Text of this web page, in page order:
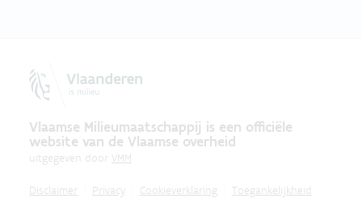
Vlaamse Milieumaatschappij is een officiële
website van de Vlaamse overheid
uitgegeven door VMM
Disclaimer Privacy Cookieverklaring Toegankelijkheid